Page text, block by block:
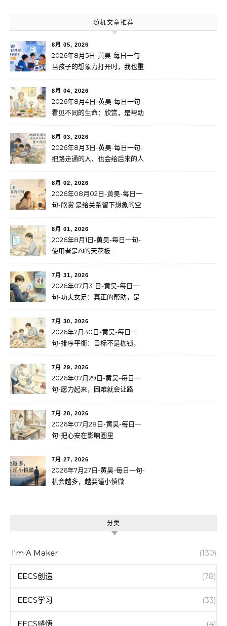
随机文章推荐
8月 05, 2026
2026年8月5日-黄昊-每日一句-
当孩子的想象力打开时，我也重
8月 04, 2026
2026年8月4日-黄昊-每日一句-
看见不同的生命：欣赏，是帮助
8月 03, 2026
2026年8月3日-黄昊-每日一句-
把路走通的人，也会给后来的人
8月 02, 2026
2026年08月02日-黄昊-每日一
句-欣赏 是给关系留下想象的空
8月 01, 2026
2026年8月1日-黄昊-每日一句-
使用者是AI的天花板
7月 31, 2026
2026年07月31日-黄昊-每日一
句-功夫女足：真正的帮助，是
7月 30, 2026
2026年7月30日-黄昊-每日一
句-排序平衡：目标不是枷锁，
7月 29, 2026
2026年07月29日-黄昊-每日一
句-愿力起来，困难就会让路
7月 28, 2026
2026年07月28日-黄昊-每日一
句-把心安在影响圈里
7月 27, 2026
2026年7月27日-黄昊-每日一句-
机会越多，越要谨小慎微
分类
I'm A Maker (130)
EECS创造 (78)
EECS学习 (33)
EECS感悟 (4)